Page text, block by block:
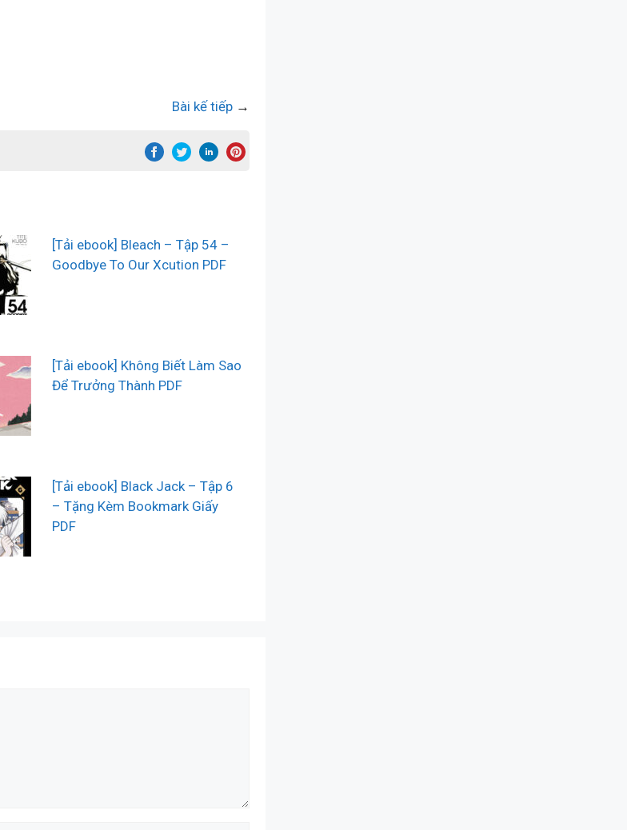
Bài kế tiếp →
[Tải ebook] Bleach – Tập 54 –
Goodbye To Our Xcution PDF
[Tải ebook] Không Biết Làm Sao
Để Trưởng Thành PDF
[Tải ebook] Black Jack – Tập 6
– Tặng Kèm Bookmark Giấy
PDF